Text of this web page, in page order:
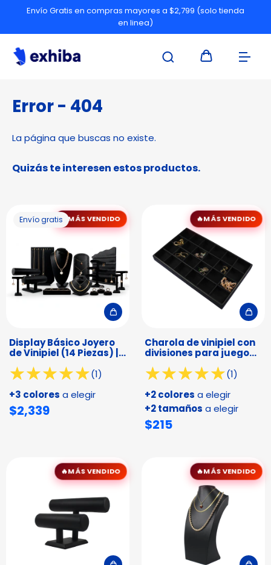
Envío Gratis en compras mayores a $2,799 (solo tienda
en linea)
Error - 404
La página que buscas no existe.
Quizás te interesen estos productos.
Envío gratis
Display Básico Joyero
de Vinipiel (14 Piezas) |
(1)
+3 colores a elegir
$2,339
MÁS VENDIDO
Charola de vinipiel con
divisiones para juego
(1)
+2 colores a elegir
+2 tamaños a elegir
$215
MÁS VENDIDO
MÁS VENDIDO MÁS VENDIDO